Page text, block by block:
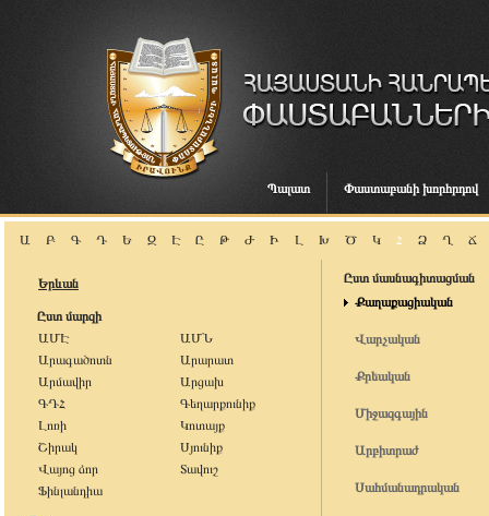
Պալատ Փաստաբանի խորհրդով
Ա Բ Գ Դ Ե Զ Է Ը Թ Ժ Ի Լ Խ Ծ Կ Հ Ձ Ղ Ճ
Երևան
Ըստ մարզի
ԱՄԷ
ԱՄՆ
Արագածոտն
Արարատ
Արմավիր
Արցախ
ԳԴՀ
Գեղարքունիք
Լոռի
Կոտայք
Շիրակ
Սյունիք
Վայոց ձոր
Տավուշ
Ֆինլանդիա
Ըստ մասնագիտացման
Քաղաքացիական
Վարչական
Քրեական
Միջազգային
Արբիտրաժ
Սահմանադրական